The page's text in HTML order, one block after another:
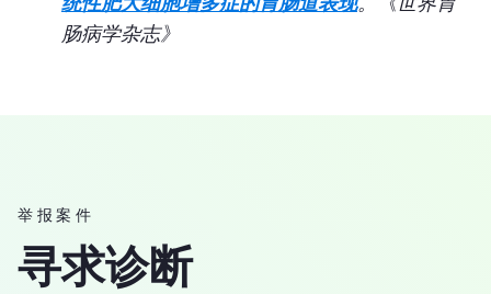
肠病学杂志》
举报案件
寻求诊断